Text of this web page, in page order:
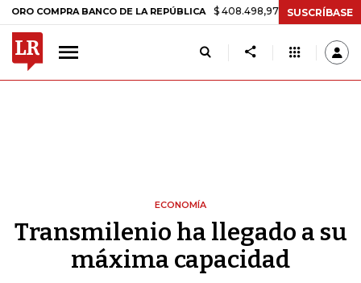
BANCO DE LA REPÚBLICA $ 408.498,97 +$ 8.753,81 +2,19%
SUSCRÍBASE
ECONOMÍA
Transmilenio ha llegado a su
máxima capacidad